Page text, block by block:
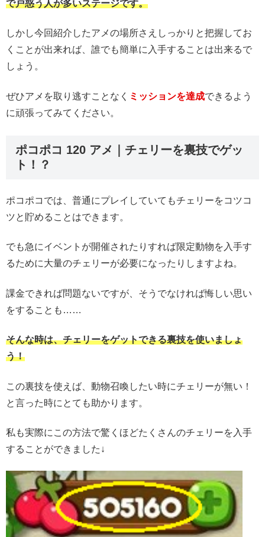
で戸惑う人が多いステージです。
しかし今回紹介したアメの場所さえしっかりと把握してお
くことが出来れば、誰でも簡単に入手することは出来るで
しょう。
ぜひアメを取り逃すことなく ミッションを達成できるよう
に頑張ってみてください。
ポコポコ 120 アメ｜チェリーを裏技でゲッ
ト！？
ポコポコでは、普通にプレイしていてもチェリーをコツコ
ツと貯めることはできます。
でも急にイベントが開催されたりすれば限定動物を入手す
るために大量のチェリーが必要になったりしますよね。
課金できれば問題ないですが、そうでなければ悔しい思い
をすることも……
そんな時は、チェリーをゲットできる裏技を使いましょ
う！
この裏技を使えば、動物召喚したい時にチェリーが無い！
と言った時にとても助かります。
私も実際にこの方法で驚くほどたくさんのチェリーを入手
することができました↓